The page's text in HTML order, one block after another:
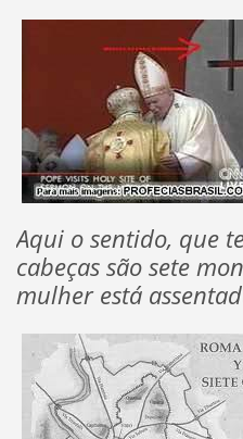
Aqui o sentido, que
cabeças são sete
mulher está